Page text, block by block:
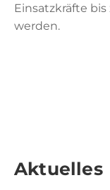
Kontakt
Einsatzkräfte
werden.
Aktuelles